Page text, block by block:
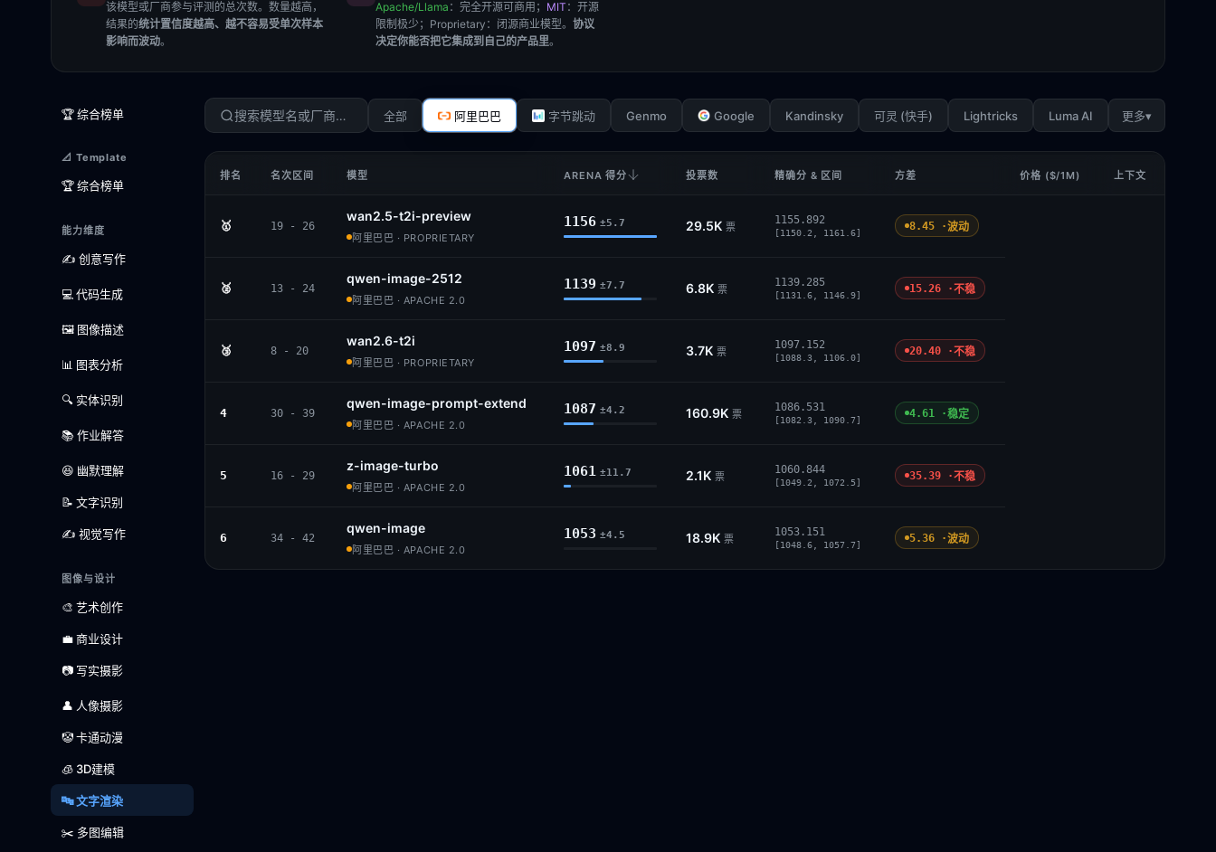
该模型或厂商参与评测的总次数。数量越高，
结果的统计置信度越高、越不容易受单次样本
影响而波动。
Apache/Llama ：完全开源可商用； MIT ：开源
限制极少； Proprietary ：闭源商业模型。 协议
决定你能否把它集成到自己的产品里。
🏆 综合榜单
📐 Template
🏆 综合榜单
能力维度
✍️ 创意写作
💻 代码生成
🖼️ 图像描述
📊 图表分析
🔍 实体识别
📚 作业解答
😆 幽默理解
📝 文字识别
✍️ 视觉写作
图像与设计
🎨 艺术创作
💼 商业设计
📷 写实摄影
👤 人像摄影
🤡 卡通动漫
🧊 3D建模
🔤 文字渲染
✂️ 多图编辑
全部 阿里巴巴 字节跳动 Genmo Google Kandinsky 可灵 (快手) Lightricks Luma AI 更多▾
排名 名次区间 模型 ARENA 得分 投票数 精确分 & 区间 方差 价格 ($/1M) 上下文
🥇 19 - 26
wan2.5-t2i-preview
阿里巴巴 · PROPRIETARY
1156 ±5.7 29.5K 票
1155.892
[1150.2, 1161.6]
8.45 ·波动
🥈 13 - 24
qwen-image-2512
阿里巴巴 · APACHE 2.0
1139 ±7.7 6.8K 票
1139.285
[1131.6, 1146.9]
15.26 ·不稳
🥉 8 - 20
wan2.6-t2i
阿里巴巴 · PROPRIETARY
1097 ±8.9 3.7K 票
1097.152
[1088.3, 1106.0]
20.40 ·不稳
4 30 - 39
qwen-image-prompt-extend
阿里巴巴 · APACHE 2.0
1087 ±4.2 160.9K 票
1086.531
[1082.3, 1090.7]
4.61 ·稳定
5 16 - 29
z-image-turbo
阿里巴巴 · APACHE 2.0
1061 ±11.7 2.1K 票
1060.844
[1049.2, 1072.5]
35.39 ·不稳
6 34 - 42
qwen-image
阿里巴巴 · APACHE 2.0
1053 ±4.5 18.9K 票
1053.151
[1048.6, 1057.7]
5.36 ·波动